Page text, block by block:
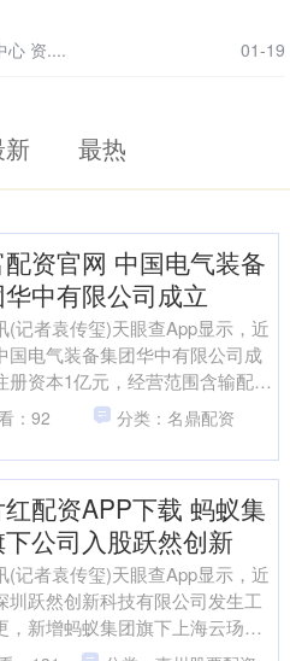
心 资.... 01-19
最热
资官网 中国电气装备
中有限公司成立
(记者袁传玺)天眼查App显示，近
国电气装备集团华中有限公司成
册资本1亿元，经营范围含输配电
设备制造、智能输配电及控制设
、电力设施....
：92 分类：名鼎配资
配资APP下载 蚂蚁集
公司入股跃然创新
(记者袁传玺)天眼查App显示，近
圳跃然创新科技有限公司发生工
，新增蚂蚁集团旗下上海云玚企
咨询有限公司为股东，同时，注